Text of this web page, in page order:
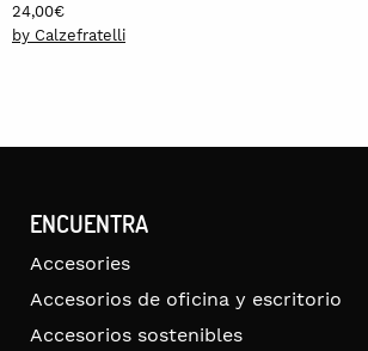
24,00€
by Calzefratelli
ENCUENTRA
Accesories
Accesorios de oficina y escritorio
Accesorios sostenibles